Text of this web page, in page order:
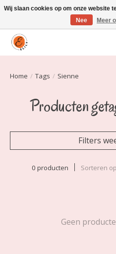
Elily is er om jou te laten stralen! Mode
Home / Tags / Sienne
Producten
Filters
0 producten Sorteren op
Geen
Wij slaan cookies op om onze website
Nee
Meer